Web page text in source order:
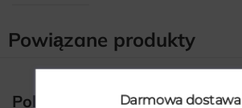
Powiązane produkty
Polecane produktyDarmowa dostawa